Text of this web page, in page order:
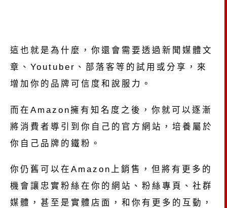
這也就是為什麼，你還會需要透過新聞媒體文
章、Youtuber、部落客等的試用或分享，來
增加你的品牌可信度和說服力。
而在Amazon擁有知名度之後，你就可以逐漸
將消費者導引到你自己的官方網站，培養屬於
你自己品牌的鐵粉。
你仍舊可以在Amazon上銷售，但將有更多的
機會讓忠實粉絲在你的網站、粉絲專頁、社群
媒體，甚至是實體店面，和你有更多的互動，